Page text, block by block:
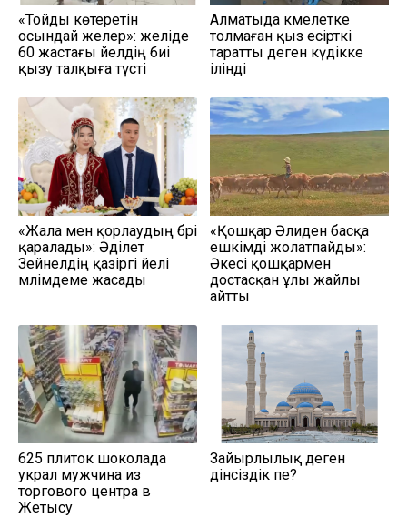
«Тойды көтеретін
осындай әжелер»: желіде
60 жастағы әйелдің биі
қызу талқыға түсті
Алматыда кәмелетке
толмаған қыз есірткі
таратты деген күдікке
ілінді
«Жала мен қорлаудың бәрі
қаралады»: Әділет
Зейнелдің қазіргі әйелі
мәлімдеме жасады
«Қошқар Әлиден басқа
ешкімді жолатпайды»:
Әкесі қошқармен
достасқан ұлы жайлы
айтты
625 плиток шоколада
украл мужчина из
торгового центра в
Жетысу
Зайырлылық деген
дінсіздік пе?